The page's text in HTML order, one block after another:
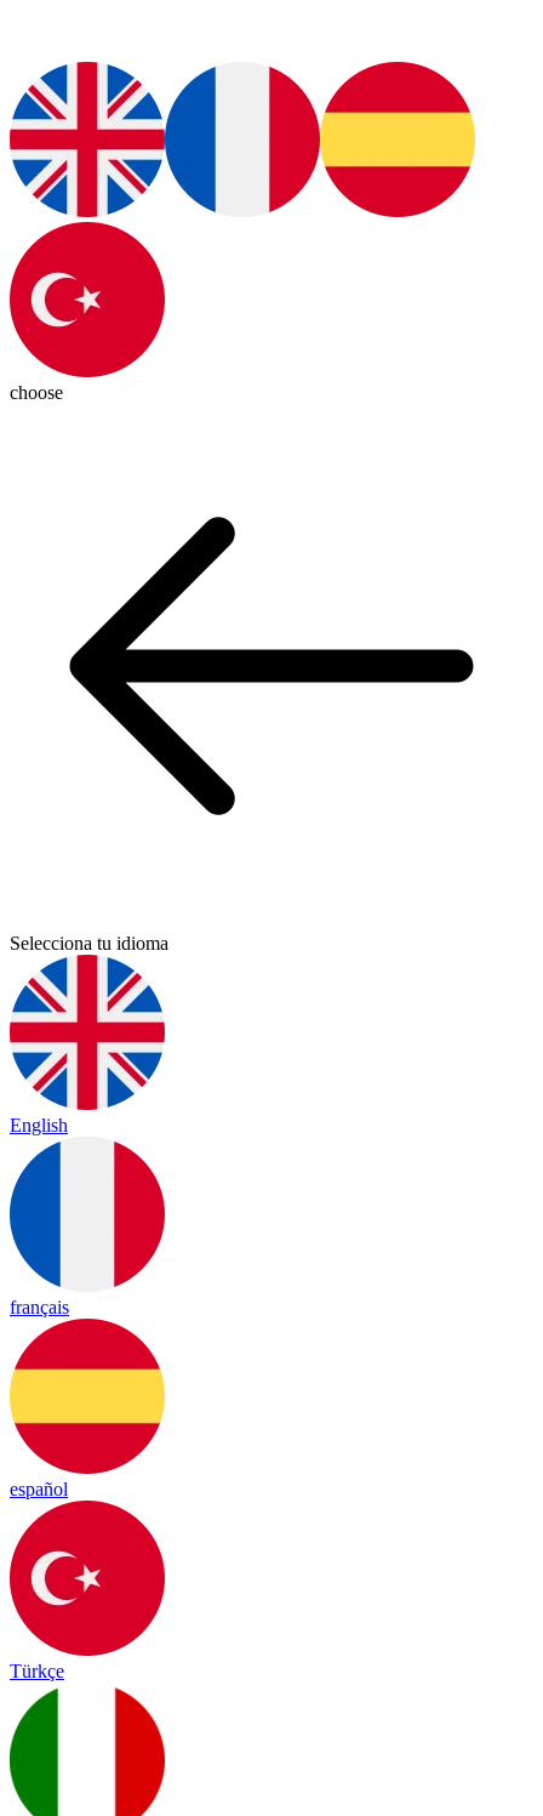
choose
Selecciona tu idioma
English
français
español
Türkçe